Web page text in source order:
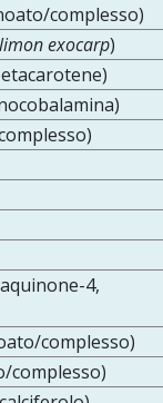
complesso)
exocarp)
4,
complesso)
complesso)